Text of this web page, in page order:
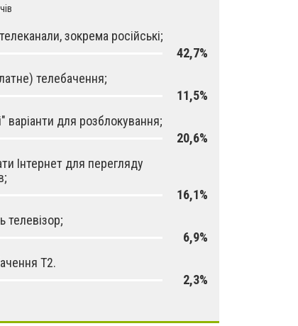
зокрема російські;
42,7%
телебачення;
11,5%
варіанти для розблокування;
20,6%
Інтернет для перегляду
16,1%
6,9%
Т2.
2,3%